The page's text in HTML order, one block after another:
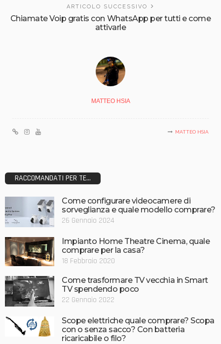
ARTICOLO SUCCESSIVO
Chiamate Voip gratis con WhatsApp per tutti e come
attivarle
MATTEO HSIA
MATTEO HSIA
RACCOMANDATI PER TE...
Come configurare videocamere di
sorveglianza e quale modello comprare?
26 Gennaio 2024
Impianto Home Theatre Cinema, quale
comprare per la casa?
18 Febbraio 2020
Come trasformare TV vecchia in Smart
TV spendendo poco
22 Gennaio 2022
Scope elettriche quale comprare? Scopa
con o senza sacco? Con batteria
ricaricabile o filo?